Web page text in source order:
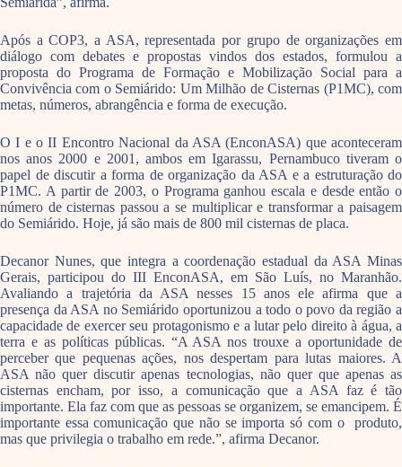
Após a COP3, a ASA, representada por grupo de organizações em
diálogo com debates e propostas vindos dos estados, formulou a
proposta do Programa de Formação e Mobilização Social para a
Convivência com o Semiárido: Um Milhão de Cisternas (P1MC), com
metas, números, abrangência e forma de execução.
O I e o II Encontro Nacional da ASA (EnconASA) que aconteceram
nos anos 2000 e 2001, ambos em Igarassu, Pernambuco tiveram o
papel de discutir a forma de organização da ASA e a estruturação do
P1MC. A partir de 2003, o Programa ganhou escala e desde então o
número de cisternas passou a se multiplicar e transformar a paisagem
do Semiárido. Hoje, já são mais de 800 mil cisternas de placa.
Decanor Nunes, que integra a coordenação estadual da ASA Minas
Gerais, participou do III EnconASA, em São Luís, no Maranhão.
Avaliando a trajetória da ASA nesses 15 anos ele afirma que a
presença da ASA no Semiárido oportunizou a todo o povo da região a
capacidade de exercer seu protagonismo e a lutar pelo direito à água, a
terra e as políticas públicas. “A ASA nos trouxe a oportunidade de
perceber que pequenas ações, nos despertam para lutas maiores. A
ASA não quer discutir apenas tecnologias, não quer que apenas as
cisternas encham, por isso, a comunicação que a ASA faz é tão
importante. Ela faz com que as pessoas se organizem, se emancipem. É
importante essa comunicação que não se importa só com o produto,
mas que privilegia o trabalho em rede.”, afirma Decanor.